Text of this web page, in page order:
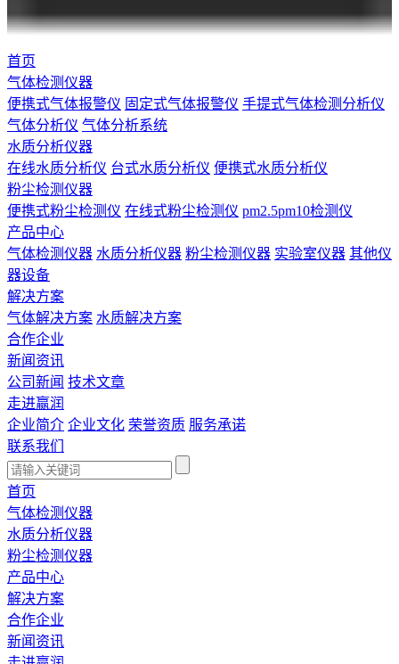
首页
气体检测仪器
便携式气体报警仪 固定式气体报警仪 手提式气体检测分析仪
气体分析仪 气体分析系统
水质分析仪器
在线水质分析仪 台式水质分析仪 便携式水质分析仪
粉尘检测仪器
便携式粉尘检测仪 在线式粉尘检测仪 pm2.5pm10检测仪
产品中心
气体检测仪器 水质分析仪器 粉尘检测仪器 实验室仪器 其他仪
器设备
解决方案
气体解决方案 水质解决方案
合作企业
新闻资讯
公司新闻 技术文章
走进赢润
企业简介 企业文化 荣誉资质 服务承诺
联系我们
首页
气体检测仪器
水质分析仪器
粉尘检测仪器
产品中心
解决方案
合作企业
新闻资讯